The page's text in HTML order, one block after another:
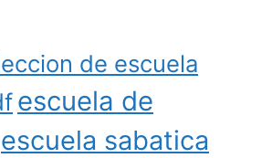
de escuela
escuela de
escuela sabatica